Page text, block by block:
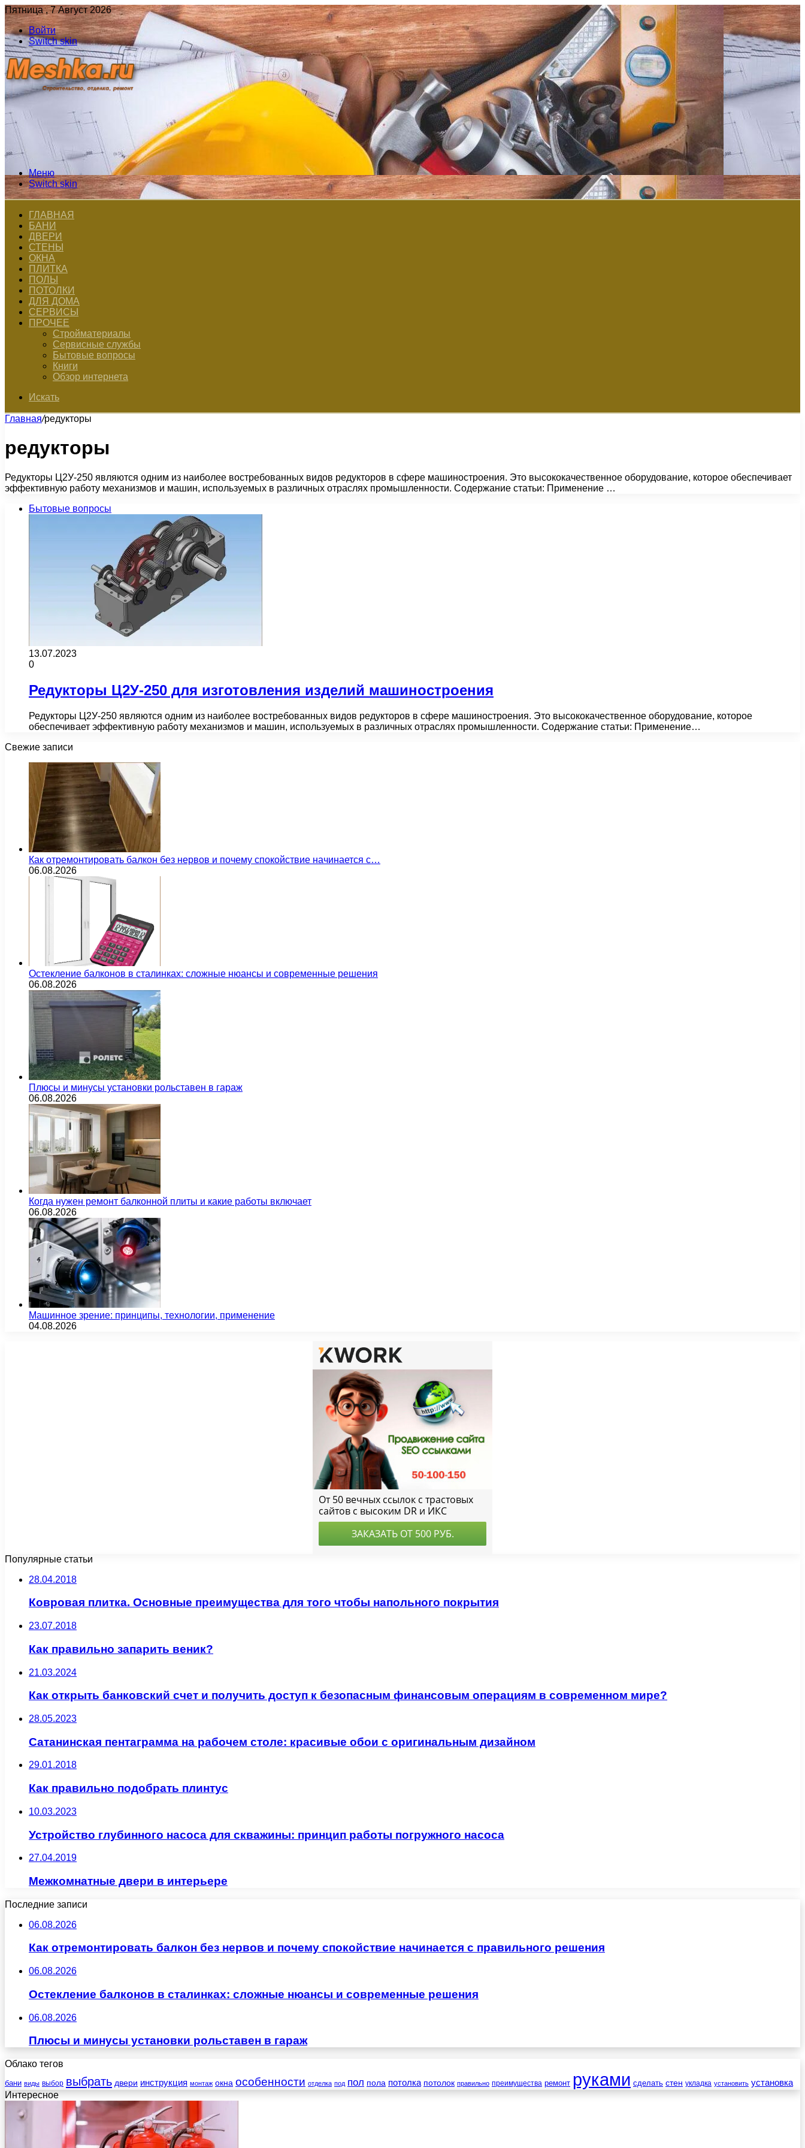
Пятница , 7 Август 2026
Войти
Switch skin
Меню
Switch skin
ГЛАВНАЯ
БАНИ
ДВЕРИ
СТЕНЫ
ОКНА
ПЛИТКА
ПОЛЫ
ПОТОЛКИ
ДЛЯ ДОМА
СЕРВИСЫ
ПРОЧЕЕ
Стройматериалы
Сервисные службы
Бытовые вопросы
Книги
Обзор интернета
Искать
Главная/редукторы
редукторы
Редукторы Ц2У-250 являются одним из наиболее востребованных видов редукторов в сфере машиностроения. Это высококачественное оборудование, которое обеспечивает
эффективную работу механизмов и машин, используемых в различных отраслях промышленности. Содержание статьи: Применение …
Бытовые вопросы
13.07.2023
0
Редукторы Ц2У-250 для изготовления изделий машиностроения
Редукторы Ц2У-250 являются одним из наиболее востребованных видов редукторов в сфере машиностроения. Это высококачественное оборудование, которое
обеспечивает эффективную работу механизмов и машин, используемых в различных отраслях промышленности. Содержание статьи: Применение…
Свежие записи
Как отремонтировать балкон без нервов и почему спокойствие начинается с…
06.08.2026
Остекление балконов в сталинках: сложные нюансы и современные решения
06.08.2026
Плюсы и минусы установки рольставен в гараж
06.08.2026
Когда нужен ремонт балконной плиты и какие работы включает
06.08.2026
Машинное зрение: принципы, технологии, применение
04.08.2026
Популярные статьи
28.04.2018
Ковровая плитка. Основные преимущества для того чтобы напольного покрытия
23.07.2018
Как правильно запарить веник?
21.03.2024
Как открыть банковский счет и получить доступ к безопасным финансовым операциям в современном мире?
28.05.2023
Сатанинская пентаграмма на рабочем столе: красивые обои с оригинальным дизайном
29.01.2018
Как правильно подобрать плинтус
10.03.2023
Устройство глубинного насоса для скважины: принцип работы погружного насоса
27.04.2019
Межкомнатные двери в интерьере
Последние записи
06.08.2026
Как отремонтировать балкон без нервов и почему спокойствие начинается с правильного решения
06.08.2026
Остекление балконов в сталинках: сложные нюансы и современные решения
06.08.2026
Плюсы и минусы установки рольставен в гараж
Облако тегов
бани виды выбор выбрать двери инструкция монтаж окна особенности отделка под пол пола потолка потолок правильно преимущества ремонт руками сделать стен укладка установить установка
Интересное